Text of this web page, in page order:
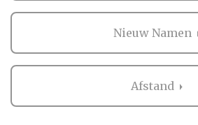
Nieuw Namen
Afstand